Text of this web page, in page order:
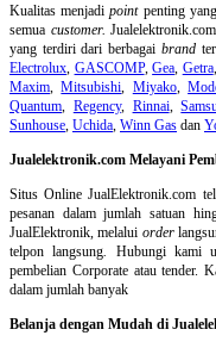
Kualitas menjadipointpenting
semua customer.
yang terdiri dari berbagai brand
Electrolux, GASCOMP,Gea, Getra
Maxim,Mitsubishi, Miyako,
Quantum, Regency, Rinnai,
Sunhouse, Uchida, Winn Gas dan
Jualelektronik.com Melayani
Situs Online JualElektronik.com
pesanan dalam jumlah satuan
JualElektronik, melalui order
telpon langsung. Hubungi kami
pembelian Corporate atau tender.
dalam jumlah banyak
Belanja dengan Mudah di